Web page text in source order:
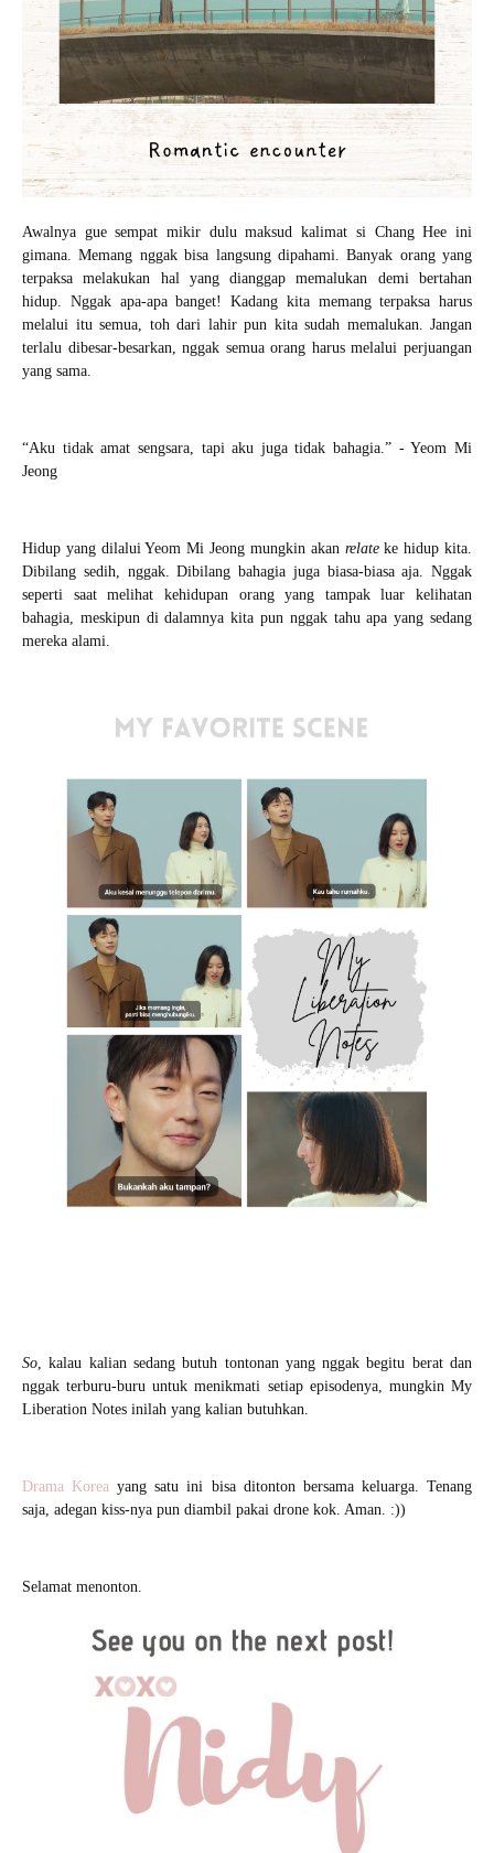
Awalnya gue sempat mikir dulu maksud kalimat si Chang Hee ini
gimana. Memang nggak bisa langsung dipahami. Banyak orang yang
terpaksa melakukan hal yang dianggap memalukan demi bertahan
hidup. Nggak apa-apa banget! Kadang kita memang terpaksa harus
melalui itu semua, toh dari lahir pun kita sudah memalukan. Jangan
terlalu dibesar-besarkan, nggak semua orang harus melalui perjuangan
yang sama.
“Aku tidak amat sengsara, tapi aku juga tidak bahagia.” - Yeom Mi
Jeong
Hidup yang dilalui Yeom Mi Jeong mungkin akan relateke hidup kita.
Dibilang sedih, nggak. Dibilang bahagia juga biasa-biasa aja. Nggak
seperti saat melihat kehidupan orang yang tampak luar kelihatan
bahagia, meskipun di dalamnya kita pun nggak tahu apa yang sedang
mereka alami.
So , kalau kalian sedang butuh tontonan yang nggak begitu berat dan
nggak terburu-buru untuk menikmati setiap episodenya, mungkin My
Liberation Notes inilah yang kalian butuhkan.
Drama Korea yang satu ini bisa ditonton bersama keluarga. Tenang
saja, adegan kiss-nya pun diambil pakai drone kok. Aman. :))
Selamat menonton.